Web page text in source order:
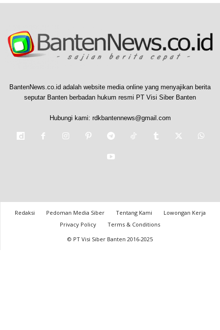
BantenNews.co.id adalah website media online yang menyajikan berita
seputar Banten berbadan hukum resmi PT Visi Siber Banten
Hubungi kami: rdkbantennews@gmail.com
Redaksi Pedoman Media Siber Tentang Kami
Lowongan Kerja
Privacy Policy
Terms & Conditions
© PT Visi Siber Banten 2016-2025